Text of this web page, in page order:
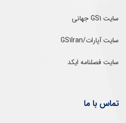
سایت GS1 جهانی
سایت آپارات/GS1Iran
سایت فصلنامه ایکد
تماس با ما